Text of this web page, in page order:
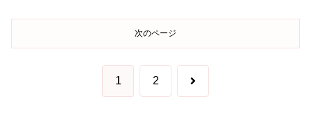
次のページ
1 2 次